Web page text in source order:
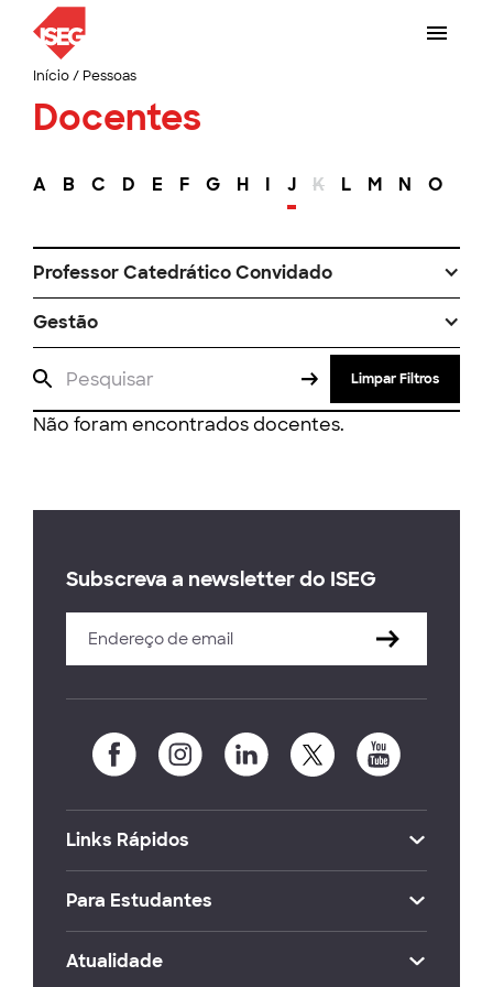
Início/ Pessoas
Docentes
A B C D E F G H I J K L M N O
Professor Catedrático Convidado
Gestão
Limpar Filtros
Não foram encontrados docentes.
Subscreva a newsletter do ISEG
Links Rápidos
Para Estudantes
Atualidade